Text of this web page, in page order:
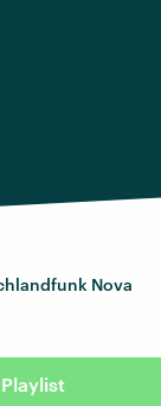
Nova
Playlist